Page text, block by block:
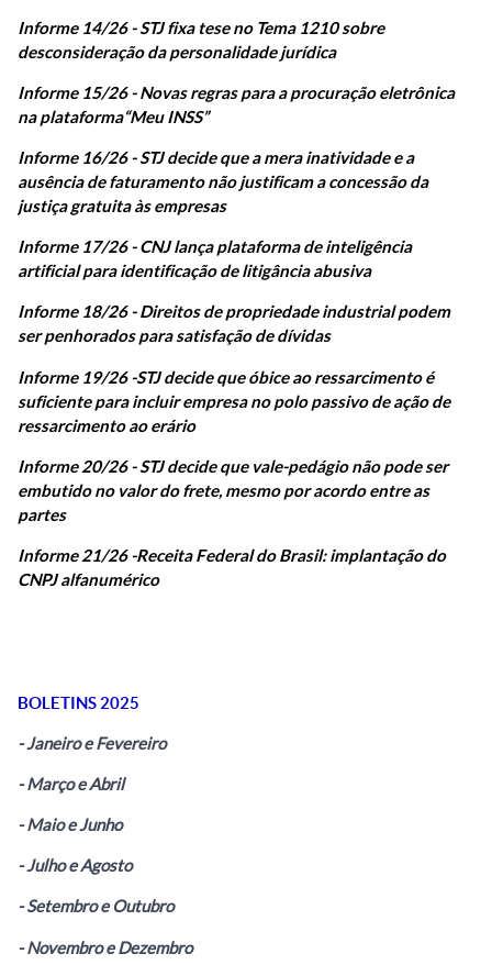
Informe 14/26 - STJ fixa tese no Tema 1210 sobre
desconsideração da personalidade jurídica
Informe 15/26 - Novas regras para a procuração eletrônica
na plataforma “Meu INSS”
Informe 16/26 - STJ decide que a mera inatividade e a
ausência de faturamento não justificam a concessão da
justiça gratuita às empresas
Informe 17/26 - CNJ lança plataforma de inteligência
artificial para identificação de litigância abusiva
Informe 18/26 - Direitos de propriedade industrial podem
ser penhorados para satisfação de dívidas
Informe 19/26 - STJ decide que óbice ao ressarcimento é
suficiente para incluir empresa no polo passivo de ação de
ressarcimento ao erário
Informe 20/26 - STJ decide que vale-pedágio não pode ser
embutido no valor do frete, mesmo por acordo entre as
partes
Informe 21/26 - Receita Federal do Brasil: implantação do
CNPJ alfanumérico
BOLETINS 2025
- Janeiro e Fevereiro
- Março e Abril
- Maio e Junho
- Julho e Agosto
- Setembro e Outubro
- Novembro e Dezembro